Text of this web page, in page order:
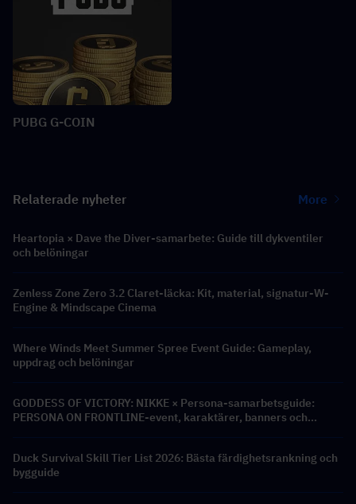
PUBG G-COIN
Relaterade nyheter More
Heartopia × Dave the Diver-samarbete: Guide till dykventiler
och belöningar
Zenless Zone Zero 3.2 Claret-läcka: Kit, material, signatur-W-
Engine & Mindscape Cinema
Where Winds Meet Summer Spree Event Guide: Gameplay,
uppdrag och belöningar
GODDESS OF VICTORY: NIKKE × Persona-samarbetsguide:
PERSONA ON FRONTLINE-event, karaktärer, banners och
Duck Survival Skill Tier List 2026: Bästa färdighetsrankning och
bygguide